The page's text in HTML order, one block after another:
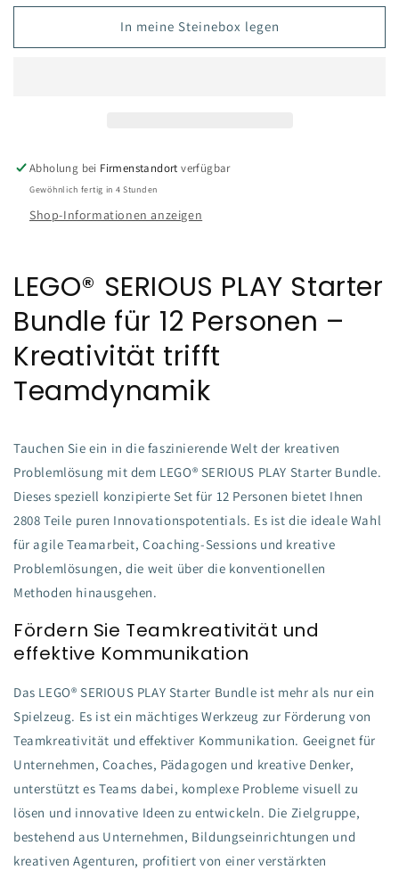
In meine Steinebox legen
Abholung bei Firmenstandort verfügbar
Gewöhnlich fertig in 4 Stunden
Shop-Informationen anzeigen
LEGO® SERIOUS PLAY Starter
Bundle für 12 Personen –
Kreativität trifft
Teamdynamik
Tauchen Sie ein in die faszinierende Welt der kreativen
Problemlösung mit dem LEGO® SERIOUS PLAY Starter Bundle.
Dieses speziell konzipierte Set für 12 Personen bietet Ihnen
2808 Teile puren Innovationspotentials. Es ist die ideale Wahl
für agile Teamarbeit, Coaching-Sessions und kreative
Problemlösungen, die weit über die konventionellen
Methoden hinausgehen.
Fördern Sie Teamkreativität und
effektive Kommunikation
Das LEGO® SERIOUS PLAY Starter Bundle ist mehr als nur ein
Spielzeug. Es ist ein mächtiges Werkzeug zur Förderung von
Teamkreativität und effektiver Kommunikation. Geeignet für
Unternehmen, Coaches, Pädagogen und kreative Denker,
unterstützt es Teams dabei, komplexe Probleme visuell zu
lösen und innovative Ideen zu entwickeln. Die Zielgruppe,
bestehend aus Unternehmen, Bildungseinrichtungen und
kreativen Agenturen, profitiert von einer verstärkten